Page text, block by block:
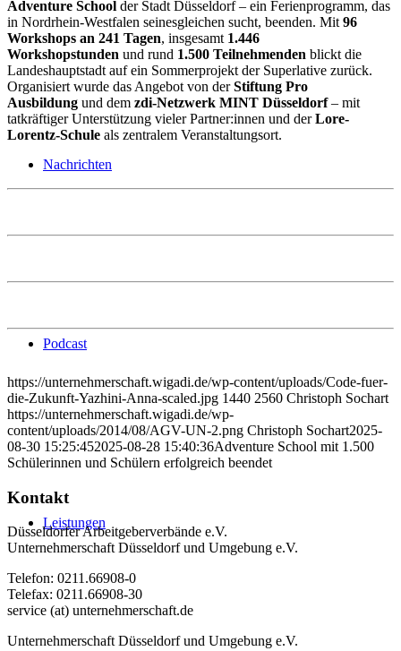
Nachrichten
Podcast
Leistungen
Adventure School der Stadt Düsseldorf – ein Ferienprogramm, das
in Nordrhein-Westfalen seinesgleichen sucht, beenden. Mit 96
Workshops an 241 Tagen, insgesamt 1.446
Workshopstunden und rund 1.500 Teilnehmenden blickt die
Landeshauptstadt auf ein Sommerprojekt der Superlative zurück.
Organisiert wurde das Angebot von derStiftung Pro
Ausbildung und dem zdi-Netzwerk MINT Düsseldorf– mit
tatkräftiger Unterstützung vieler Partner:innen und derLore-
Lorentz-Schule als zentralem Veranstaltungsort.
https://unternehmerschaft.wigadi.de/wp-content/uploads/Code-fuer-
die-Zukunft-Yazhini-Anna-scaled.jpg 1440 2560 Christoph Sochart
https://unternehmerschaft.wigadi.de/wp-
content/uploads/2014/08/AGV-UN-2.png Christoph Sochart2025-
08-30 15:25:452025-08-28 15:40:36Adventure School mit 1.500
Schülerinnen und Schülern erfolgreich beendet
Kontakt
Düsseldorfer Arbeitgeberverbände e.V.
Unternehmerschaft Düsseldorf und Umgebung e.V.
Telefon: 0211.66908-0
Telefax: 0211.66908-30
service (at) unternehmerschaft.de
Unternehmerschaft Düsseldorf und Umgebung e.V.